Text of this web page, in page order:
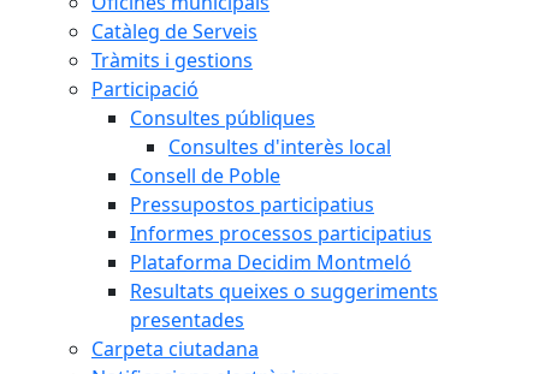
Catàleg de Serveis
Tràmits i gestions
Participació
Consultes públiques
Consultes d'interès local
Consell de Poble
Pressupostos participatius
Informes processos participatius
Plataforma Decidim Montmeló
Resultats queixes o suggeriments
presentades
Carpeta ciutadana